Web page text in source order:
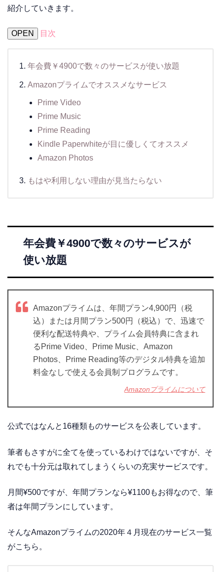
紹介していきます。
OPEN 目次
年会費￥4900で数々のサービスが使い放題
Amazonプライムでオススメなサービス
Prime Video
Prime Music
Prime Reading
Kindle Paperwhiteが目に優しくてオススメ
Amazon Photos
もはや利用しない理由が見当たらない
年会費￥4900で数々のサービスが
使い放題
Amazonプライムは、年間プラン4,900円（税
込）または月間プラン500円（税込）で、迅速で
便利な配送特典や、プライム会員特典に含まれ
るPrime Video、Prime Music、Amazon
Photos、Prime Reading等のデジタル特典を追加
料金なしで使える会員制プログラムです。
Amazonプライムについて
公式ではなんと16種類ものサービスを公表しています。
筆者もさすがに全てを使っているわけではないですが、そ
れでも十分元は取れてしまうくらいの充実サービスです。
月間¥500ですが、年間プランなら¥1100もお得なので、筆
者は年間プランにしています。
そんなAmazonプライムの2020年４月現在のサービス一覧
がこちら。